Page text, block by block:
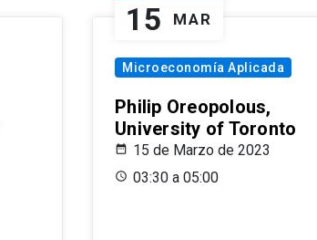
15 MAR
Microeconomía Aplicada
Philip Oreopolous,
University of Toronto
15 de Marzo de 2023
03:30 a 05:00